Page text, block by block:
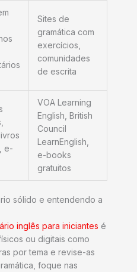
Sites de
gramática com
exercícios,
comunidades
de escrita
e-
VOA Learning
English, British
Council
LearnEnglish,
e-books
gratuitos
sólido e entendendo a
inglês para iniciantes é
ou digitais como
por tema e revise-as
foque nas